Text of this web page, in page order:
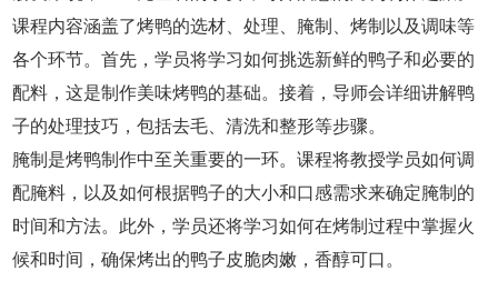
课程内容涵盖了烤鸭的选材、处理、腌制、烤制以及调味等
各个环节。首先，学员将学习如何挑选新鲜的鸭子和必要的
配料，这是制作美味烤鸭的基础。接着，导师会详细讲解鸭
子的处理技巧，包括去毛、清洗和整形等步骤。
腌制是烤鸭制作中至关重要的一环。课程将教授学员如何调
配腌料，以及如何根据鸭子的大小和口感需求来确定腌制的
时间和方法。此外，学员还将学习如何在烤制过程中掌握火
候和时间，确保烤出的鸭子皮脆肉嫩，香醇可口。